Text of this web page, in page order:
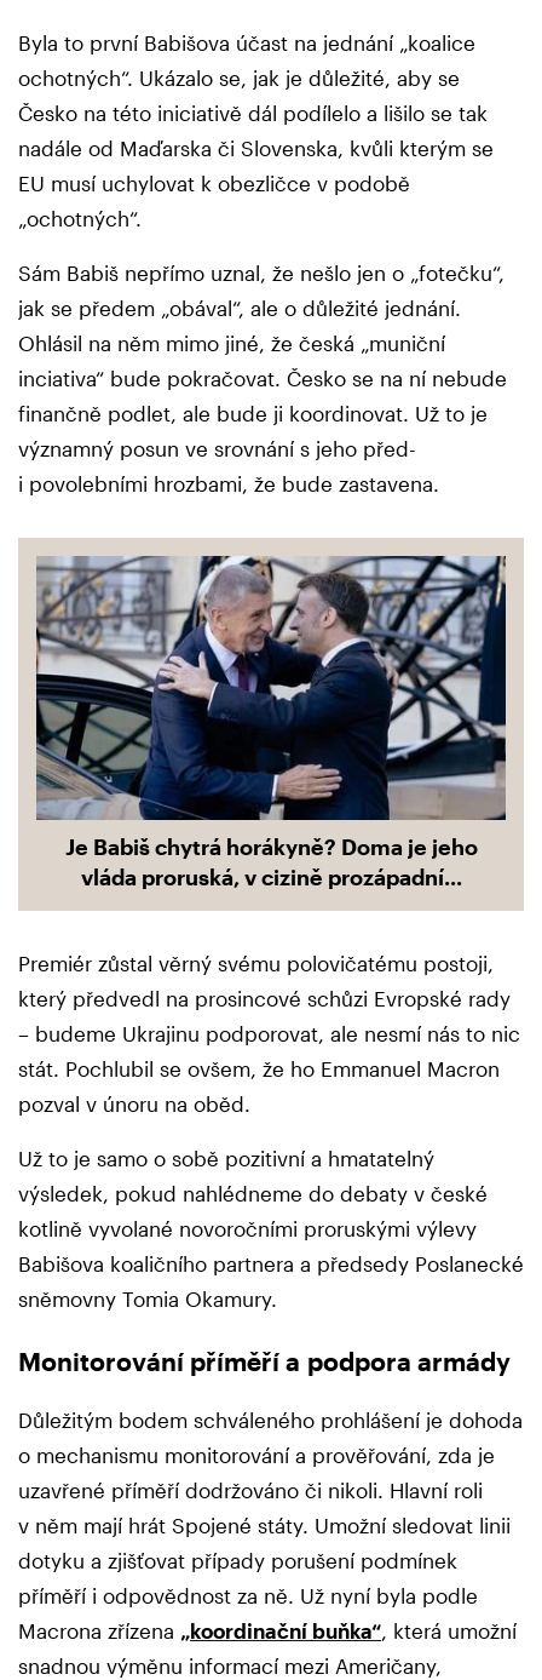
Byla to první Babišova účast na jednání „koalice
ochotných“. Ukázalo se, jak je důležité, aby se
Česko na této iniciativě dál podílelo a lišilo se tak
nadále od Maďarska či Slovenska, kvůli kterým se
EU musí uchylovat k obezličce v podobě
„ochotných“.
Sám Babiš nepřímo uznal, že nešlo jen o „fotečku“,
jak se předem „obával“, ale o důležité jednání.
Ohlásil na něm mimo jiné, že česká „muniční
inciativa“ bude pokračovat. Česko se na ní nebude
finančně podlet, ale bude ji koordinovat. Už to je
významný posun ve srovnání s jeho před-
i povolebními hrozbami, že bude zastavena.
Je Babiš chytrá horákyně? Doma je jeho
vláda proruská, v cizině prozápadní...
Premiér zůstal věrný svému polovičatému postoji,
který předvedl na prosincové schůzi Evropské rady
– budeme Ukrajinu podporovat, ale nesmí nás to nic
stát. Pochlubil se ovšem, že ho Emmanuel Macron
pozval v únoru na oběd.
Už to je samo o sobě pozitivní a hmatatelný
výsledek, pokud nahlédneme do debaty v české
kotlině vyvolané novoročními proruskými výlevy
Babišova koaličního partnera a předsedy Poslanecké
sněmovny Tomia Okamury.
Monitorování příměří a podpora armády
Důležitým bodem schváleného prohlášení je dohoda
o mechanismu monitorování a prověřování, zda je
uzavřené příměří dodržováno či nikoli. Hlavní roli
v něm mají hrát Spojené státy. Umožní sledovat linii
dotyku a zjišťovat případy porušení podmínek
příměří i odpovědnost za ně. Už nyní byla podle
Macrona zřízena „koordinační buňka“, která umožní
snadnou výměnu informací mezi Američany,